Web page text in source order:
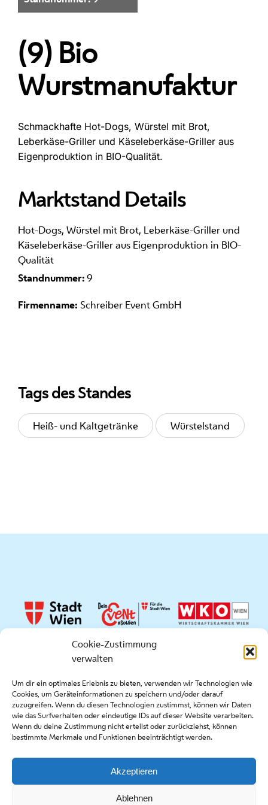
Cookie-Zustimmung
verwalten
Um dir ein optimales Erlebnis zu bieten, verwenden wir Technologien wie
Cookies, um Geräteinformationen zu speichern und/oder darauf
zuzugreifen. Wenn du diesen Technologien zustimmst, können wir Daten
wie das Surfverhalten oder eindeutige IDs auf dieser Website verarbeiten.
Wenn du deine Zustimmung nicht erteilst oder zurückziehst, können
bestimmte Merkmale und Funktionen beeinträchtigt werden.
Akzeptieren
Ablehnen
(9) Bio
Wurstmanufaktur
Schmackhafte Hot-Dogs, Würstel mit Brot,
Leberkäse-Griller und Käseleberkäse-Griller aus
Eigenproduktion in BIO-Qualität.
Marktstand Details
Hot-Dogs, Würstel mit Brot, Leberkäse-Griller und
Käseleberkäse-Griller aus Eigenproduktion in BIO-
Qualität
Standnummer:9
Firmenname: Schreiber Event GmbH
Tags des Standes
Heiß- und Kaltgetränke Würstelstand
Presse
Kontakt
Ausschreibungen
Copyright stadt wien marketing gmbh |